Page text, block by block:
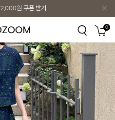
2,000원 쿠폰 받기
0